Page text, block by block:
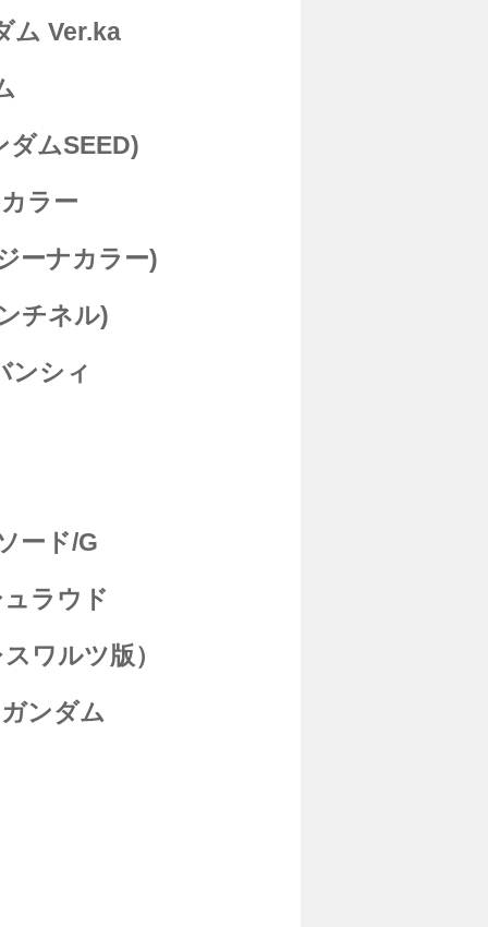
ム Ver.ka
ダムSEED)
ラー
ーナカラー)
チネル)
ンシィ
ード/G
ラウド
ワルツ版）
ンダム